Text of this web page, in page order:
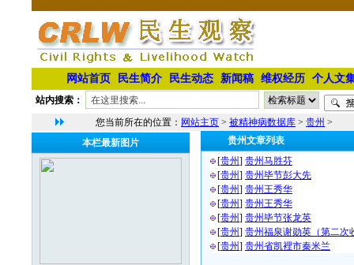
网站首页 民生简介 民生动态 新闻稿 维权经历 个人文
站内搜索：
您当前所在的位置： 网站主页 > 被精神病数据库 > 贵州 >
本栏最新图片
贵州文章列表
[贵州] 贵州马胜芬
[贵州] 贵州毕节彭大先
[贵州] 贵州王秀华
[贵州] 贵州王秀华
[贵州] 贵州毕节张龙英
[贵州] 贵州福泉谢勋英（第二次
[贵州] 贵州省凯裡市秦米兰